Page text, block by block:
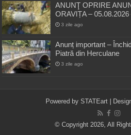
ANUNŢ OPRIRE
ORAVIȚA –
3 zile ago
Anunț important –
Piatră din Herculane
3 zile ago
Powered by STATEart|
© Copyright 2026, All